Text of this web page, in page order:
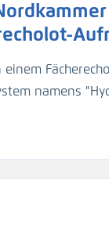
namens
wurde
des
Wände und
im